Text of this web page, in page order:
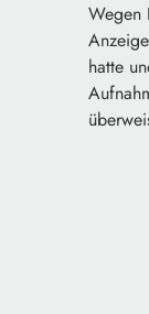
Wegen
hatte